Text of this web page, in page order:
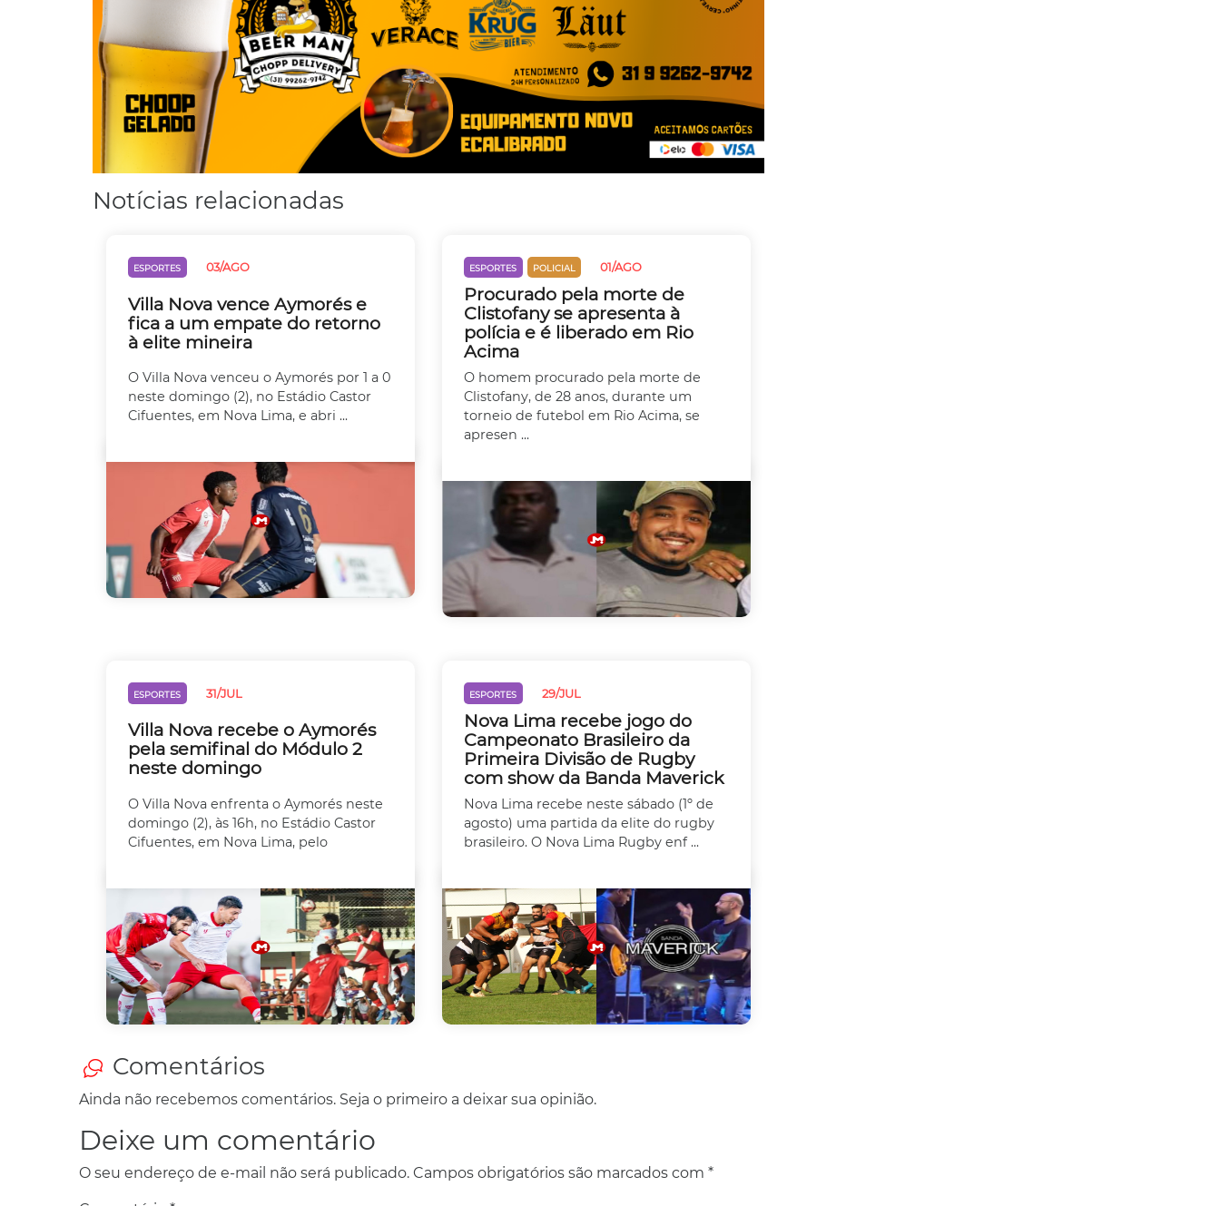
Notícias relacionadas
ESPORTES 03/AGO
Villa Nova vence Aymorés e
fica a um empate do retorno
à elite mineira
O Villa Nova venceu o Aymorés por 1 a 0
neste domingo (2), no Estádio Castor
Cifuentes, em Nova Lima, e abri ...
ESPORTES POLICIAL 01/AGO
Procurado pela morte de
Clistofany se apresenta à
polícia e é liberado em Rio
Acima
O homem procurado pela morte de
Clistofany, de 28 anos, durante um
torneio de futebol em Rio Acima, se
apresen ...
ESPORTES 31/JUL
Villa Nova recebe o Aymorés
pela semifinal do Módulo 2
neste domingo
O Villa Nova enfrenta o Aymorés neste
domingo (2), às 16h, no Estádio Castor
Cifuentes, em Nova Lima, pelo
ESPORTES 29/JUL
Nova Lima recebe jogo do
Campeonato Brasileiro da
Primeira Divisão de Rugby
com show da Banda Maverick
Nova Lima recebe neste sábado (1º de
agosto) uma partida da elite do rugby
brasileiro. O Nova Lima Rugby enf ...
Comentários
Ainda não recebemos comentários. Seja o primeiro a deixar sua opinião.
Deixe um comentário
O seu endereço de e-mail não será publicado. Campos obrigatórios são marcados com *